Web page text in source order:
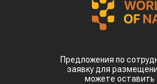
Предложения по
заявку для
можете оставить